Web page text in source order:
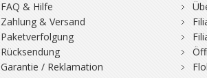
FAQ & Hilfe
Zahlung & Versand
Paketverfolgung
Rücksendung
Garantie / Reklamation